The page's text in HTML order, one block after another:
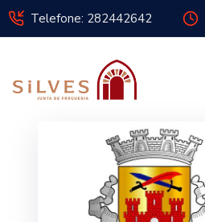
Telefone: 282442642